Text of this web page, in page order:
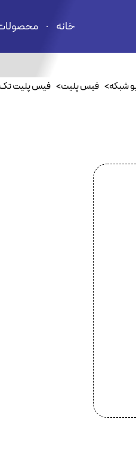
خانه
شبکه> فیس پلیت> فیس پلیت تک